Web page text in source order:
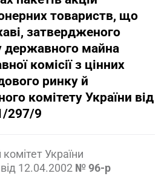
товариств, що
затвердженого
майна
комісії з цінних
ринку й
комітету України від
297/9
України
від 12.04.2002 № 96-р